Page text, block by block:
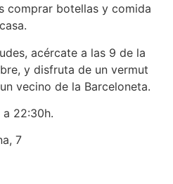
comprar botellas y comida
acércate a las 9 de la
y disfruta de un vermut
vecino de la Barceloneta.
a 22:30h.
7